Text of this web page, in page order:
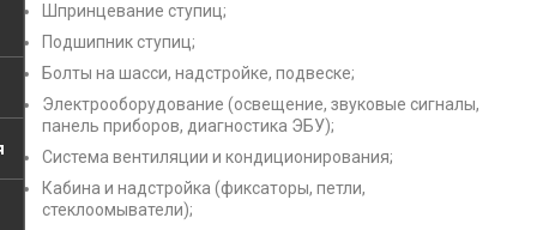
Шпринцевание ступиц;
Подшипник ступиц;
Болты на шасси, надстройке, подвеске;
Электрооборудование (освещение, звуковые сигналы,
панель приборов, диагностика ЭБУ);
Система вентиляции и кондиционирования;
Кабина и надстройка (фиксаторы, петли,
стеклоомыватели);